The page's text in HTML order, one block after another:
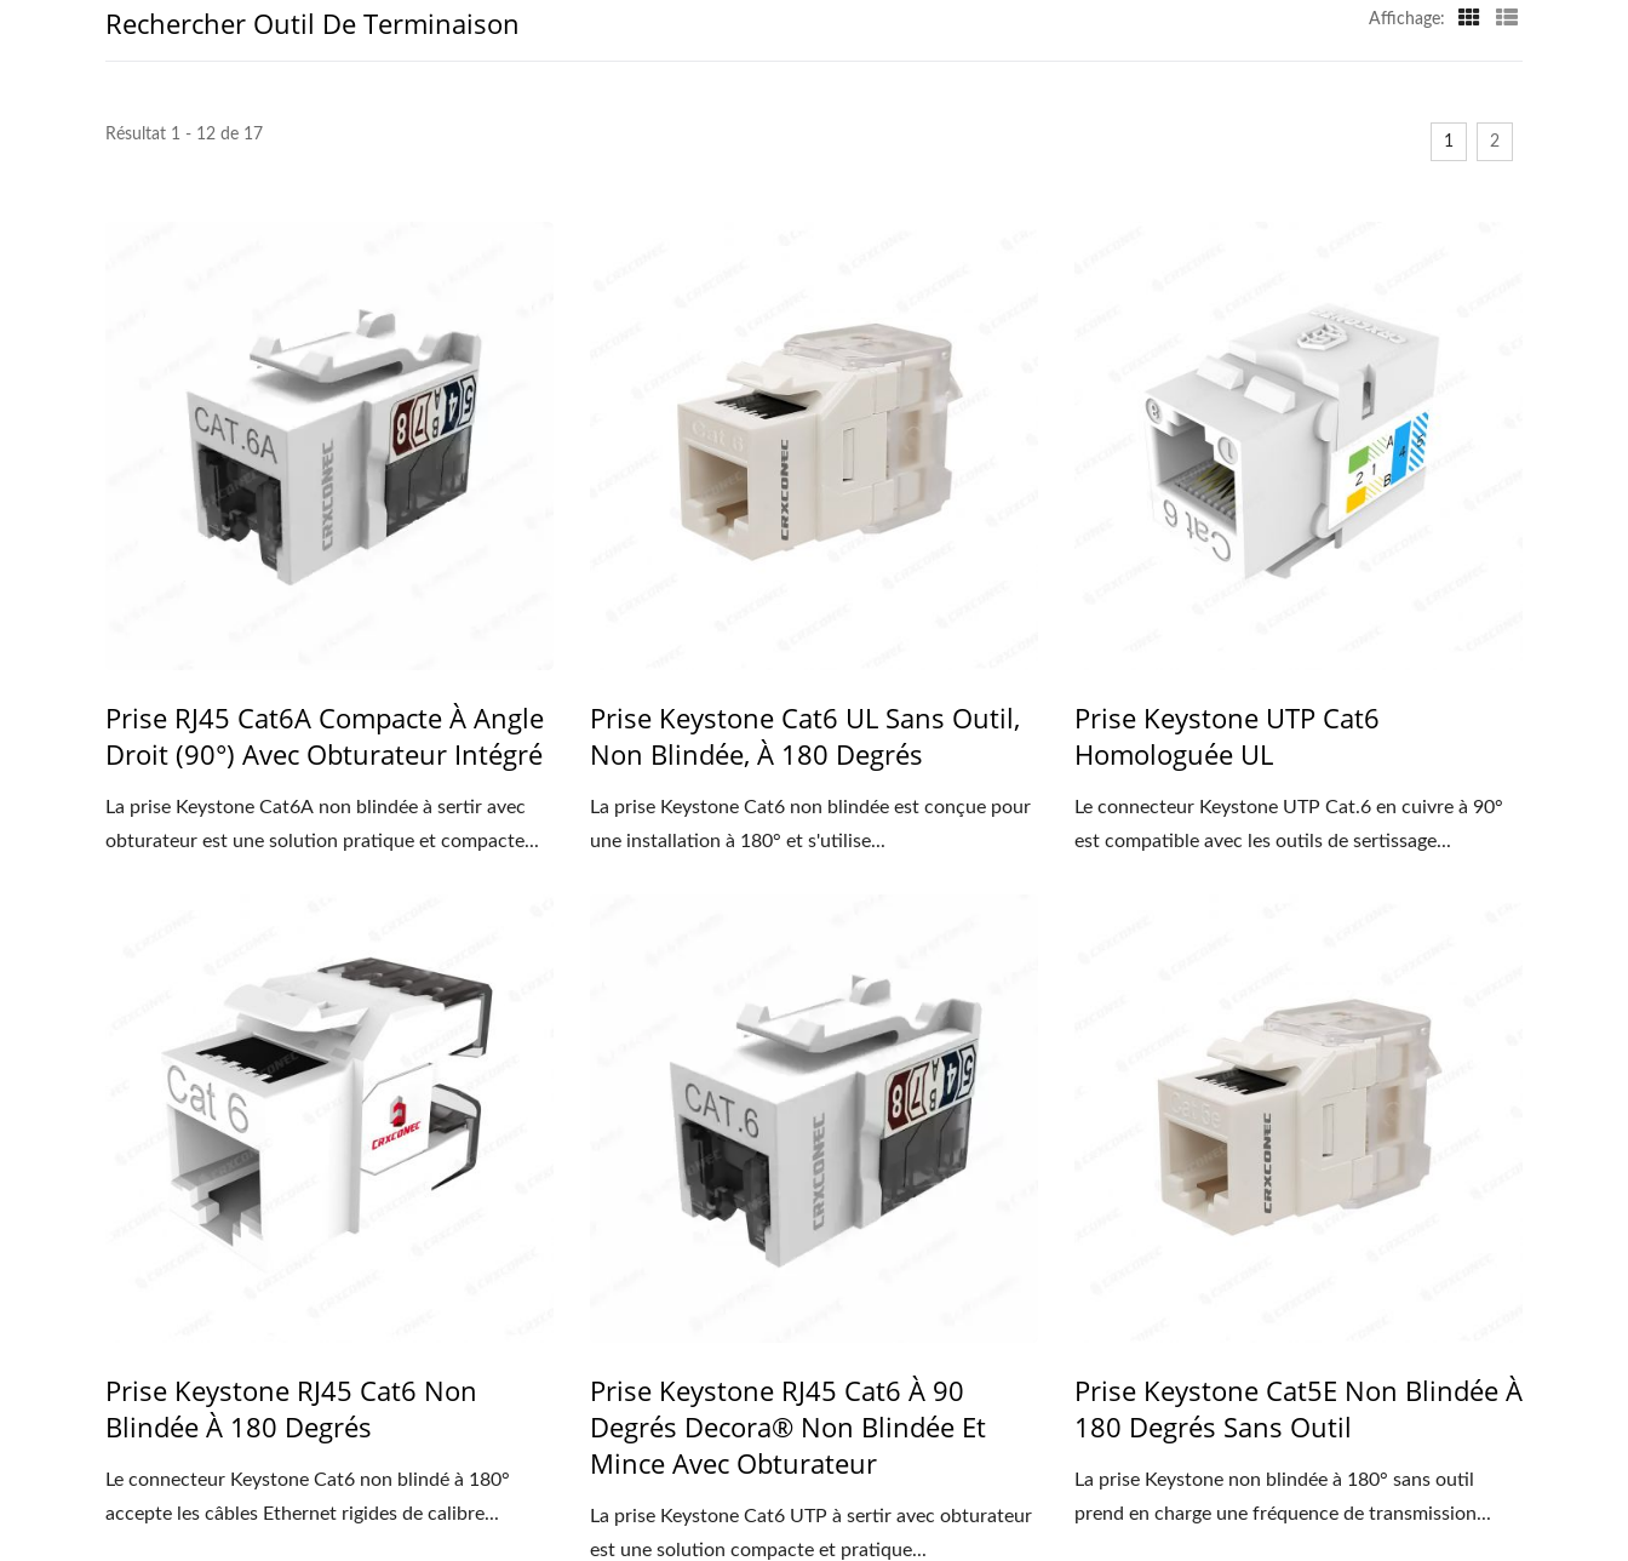
Rechercher Outil De Terminaison Affichage:
Résultat 1 - 12 de 17 1 2
Prise RJ45 Cat6A Compacte À Angle
Droit (90°) Avec Obturateur Intégré
La prise Keystone Cat6A non blindée à sertir avec
obturateur est une solution pratique et compacte...
Prise Keystone Cat6 UL Sans Outil,
Non Blindée, À 180 Degrés
La prise Keystone Cat6 non blindée est conçue pour
une installation à 180° et s'utilise...
Prise Keystone UTP Cat6
Homologuée UL
Le connecteur Keystone UTP Cat.6 en cuivre à 90°
est compatible avec les outils de sertissage...
Prise Keystone RJ45 Cat6 Non
Blindée À 180 Degrés
Le connecteur Keystone Cat6 non blindé à 180°
accepte les câbles Ethernet rigides de calibre...
Prise Keystone RJ45 Cat6 À 90
Degrés Decora® Non Blindée Et
Mince Avec Obturateur
La prise Keystone Cat6 UTP à sertir avec obturateur
est une solution compacte et pratique...
Prise Keystone Cat5E Non Blindée À
180 Degrés Sans Outil
La prise Keystone non blindée à 180° sans outil
prend en charge une fréquence de transmission...